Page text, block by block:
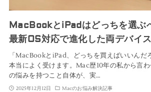
MacBookとiPadはどっちを選ぶ
最新OS対応で進化した両デバイ
「MacBookとiPad、どっちを買えばいいんだ
本当によく受けます。Mac歴10年の私から言
の悩みを持つこと自体が、実…
2025年12月12日 Macのお悩み解決記事